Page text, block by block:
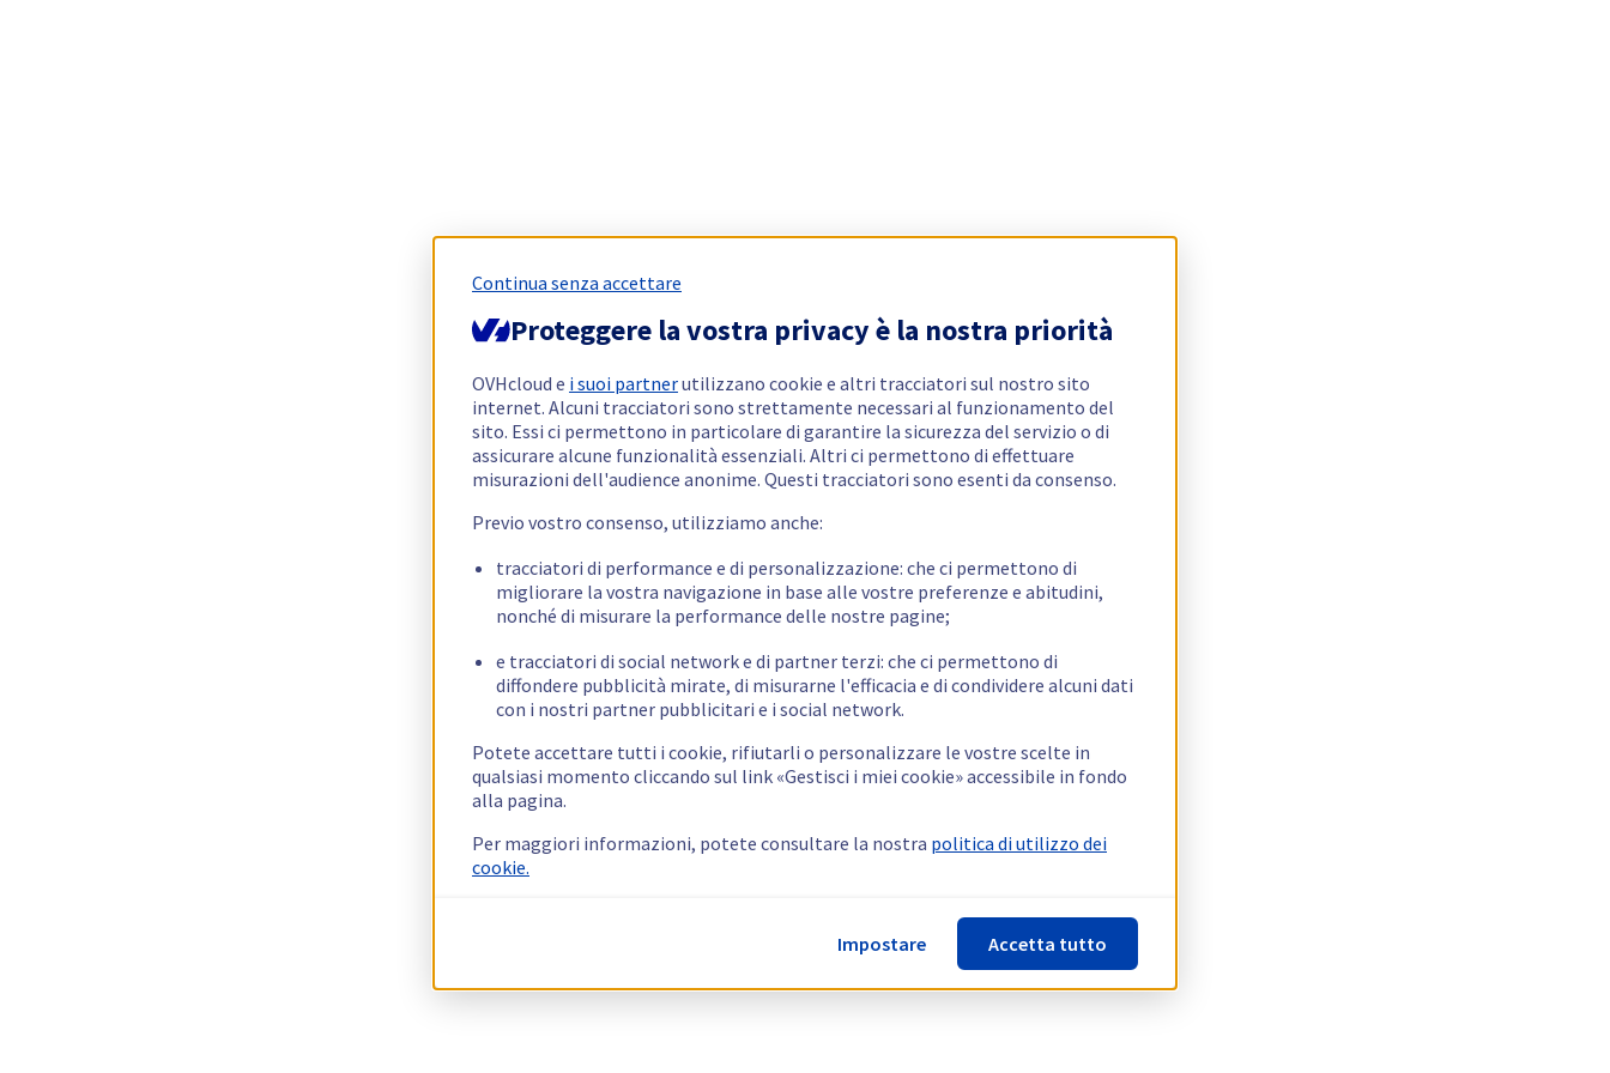
Continua senza accettare
Proteggere la vostra privacy è la nostra priorità
OVHcloud e i suoi partnerutilizzano cookie e altri tracciatori sul nostro sito
internet. Alcuni tracciatori sono strettamente necessari al funzionamento del
sito. Essi ci permettono in particolare di garantire la sicurezza del servizio o di
assicurare alcune funzionalità essenziali. Altri ci permettono di effettuare
misurazioni dell'audience anonime. Questi tracciatori sono esenti da consenso.
Previo vostro consenso, utilizziamo anche:
tracciatori di performance e di personalizzazione: che ci permettono di
migliorare la vostra navigazione in base alle vostre preferenze e abitudini,
nonché di misurare la performance delle nostre pagine;
e tracciatori di social network e di partner terzi: che ci permettono di
diffondere pubblicità mirate, di misurarne l'efficacia e di condividere alcuni dati
con i nostri partner pubblicitari e i social network.
Potete accettare tutti i cookie, rifiutarli o personalizzare le vostre scelte in
qualsiasi momento cliccando sul link «Gestisci i miei cookie» accessibile in fondo
alla pagina.
Per maggiori informazioni, potete consultare la nostra politica di utilizzo dei
cookie.
Impostare Accetta tutto